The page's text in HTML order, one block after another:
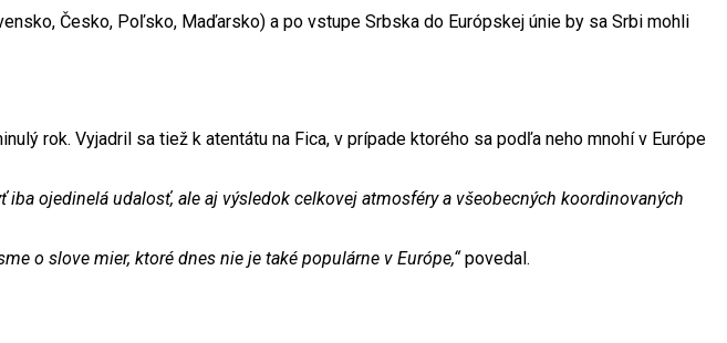
Česko, Poľsko, Maďarsko) a po vstupe Srbska do Európskej únie by sa Srbi mohli
rok. Vyjadril sa tiež k atentátu na Fica, v prípade ktorého sa podľa neho mnohí v Európe
ojedinelá udalosť, ale aj výsledok celkovej atmosféry a všeobecných koordinovaných
o slove mier, ktoré dnes nie je také populárne v Európe,“ povedal.